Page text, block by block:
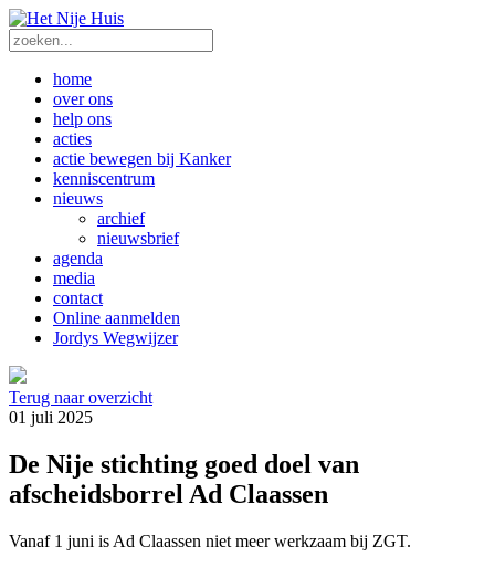
home
over ons
help ons
acties
actie bewegen bij Kanker
kenniscentrum
nieuws
archief
nieuwsbrief
agenda
media
contact
Online aanmelden
Jordys Wegwijzer
Terug naar overzicht
01 juli 2025
De Nije stichting goed doel van
afscheidsborrel Ad Claassen
Vanaf 1 juni is Ad Claassen niet meer werkzaam bij ZGT.